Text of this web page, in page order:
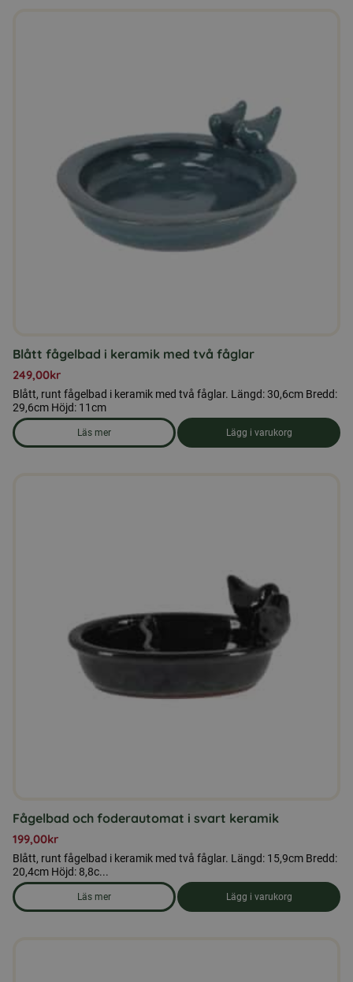
Blått fågelbad i keramik med två fåglar
249,00kr
Blått, runt fågelbad i keramik med två fåglar. Längd: 30,6cm Bredd:
29,6cm Höjd: 11cm
Läs mer
om produkten Blått fågelbad i keramik med två fåglar
Lägg i varukorg
Fågelbad och foderautomat i svart keramik
199,00kr
Blått, runt fågelbad i keramik med två fåglar. Längd: 15,9cm Bredd:
20,4cm Höjd: 8,8c...
Läs mer
om produkten Fågelbad och foderautomat i svart keramik
Lägg i varukorg